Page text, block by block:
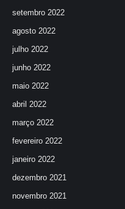
setembro 2022
agosto 2022
julho 2022
junho 2022
maio 2022
abril 2022
março 2022
fevereiro 2022
janeiro 2022
dezembro 2021
novembro 2021